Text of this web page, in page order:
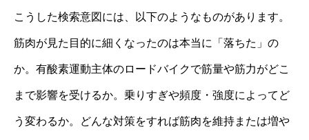
こうした検索意図には、以下のようなものがあります。
筋肉が見た目的に細くなったのは本当に「落ちた」の
か。有酸素運動主体のロードバイクで筋量や筋力がどこ
まで影響を受けるか。乗りすぎや頻度・強度によってど
う変わるか。どんな対策をすれば筋肉を維持または増や